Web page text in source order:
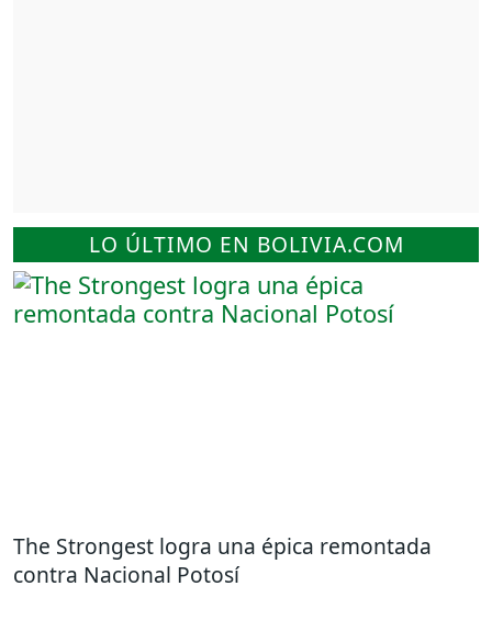
LO ÚLTIMO EN BOLIVIA.COM
The Strongest logra una épica remontada
contra Nacional Potosí